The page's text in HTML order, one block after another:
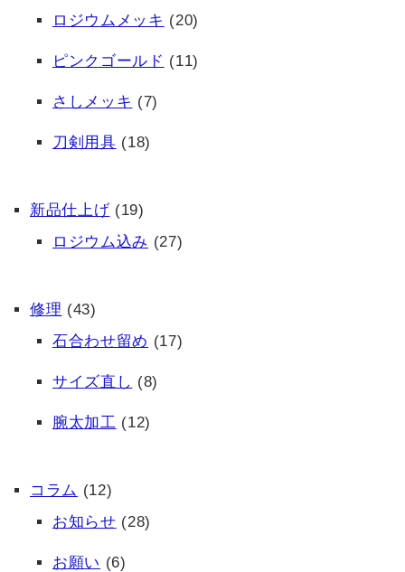
ロジウムメッキ (20)
ピンクゴールド (11)
さしメッキ (7)
刀剣用具 (18)
新品仕上げ (19)
ロジウム込み (27)
修理 (43)
石合わせ留め (17)
サイズ直し (8)
腕太加工 (12)
コラム (12)
お知らせ (28)
お願い (6)